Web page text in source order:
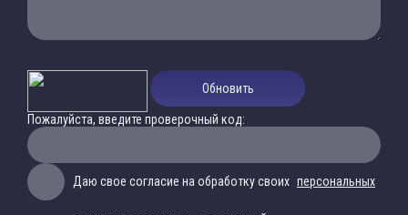
Обновить
Пожалуйста, введите проверочный код:
Даю свое согласие на обработку своих персональных